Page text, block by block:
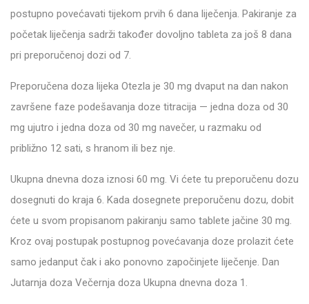
postupno povećavati tijekom prvih 6 dana liječenja. Pakiranje za
početak liječenja sadrži također dovoljno tableta za još 8 dana
pri preporučenoj dozi od 7.
Preporučena doza lijeka Otezla je 30 mg dvaput na dan nakon
završene faze podešavanja doze titracija — jedna doza od 30
mg ujutro i jedna doza od 30 mg navečer, u razmaku od
približno 12 sati, s hranom ili bez nje.
Ukupna dnevna doza iznosi 60 mg. Vi ćete tu preporučenu dozu
dosegnuti do kraja 6. Kada dosegnete preporučenu dozu, dobit
ćete u svom propisanom pakiranju samo tablete jačine 30 mg.
Kroz ovaj postupak postupnog povećavanja doze prolazit ćete
samo jedanput čak i ako ponovno započinjete liječenje. Dan
Jutarnja doza Večernja doza Ukupna dnevna doza 1.